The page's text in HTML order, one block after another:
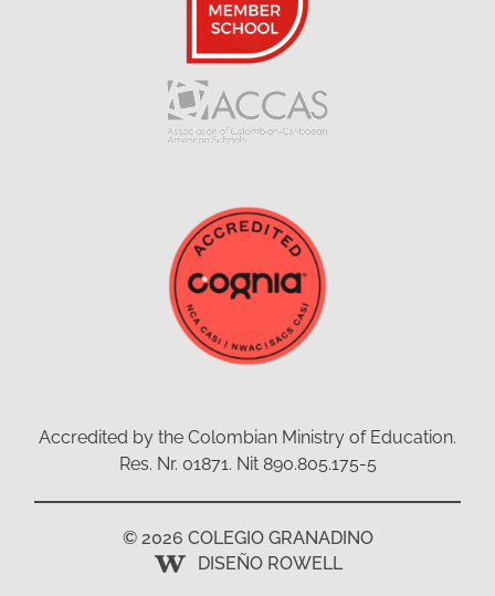
Accredited by the Colombian Ministry of Education.
Res. Nr. 01871. Nit 890.805.175-5
© 2026 COLEGIO GRANADINO
DISEÑO ROWELL